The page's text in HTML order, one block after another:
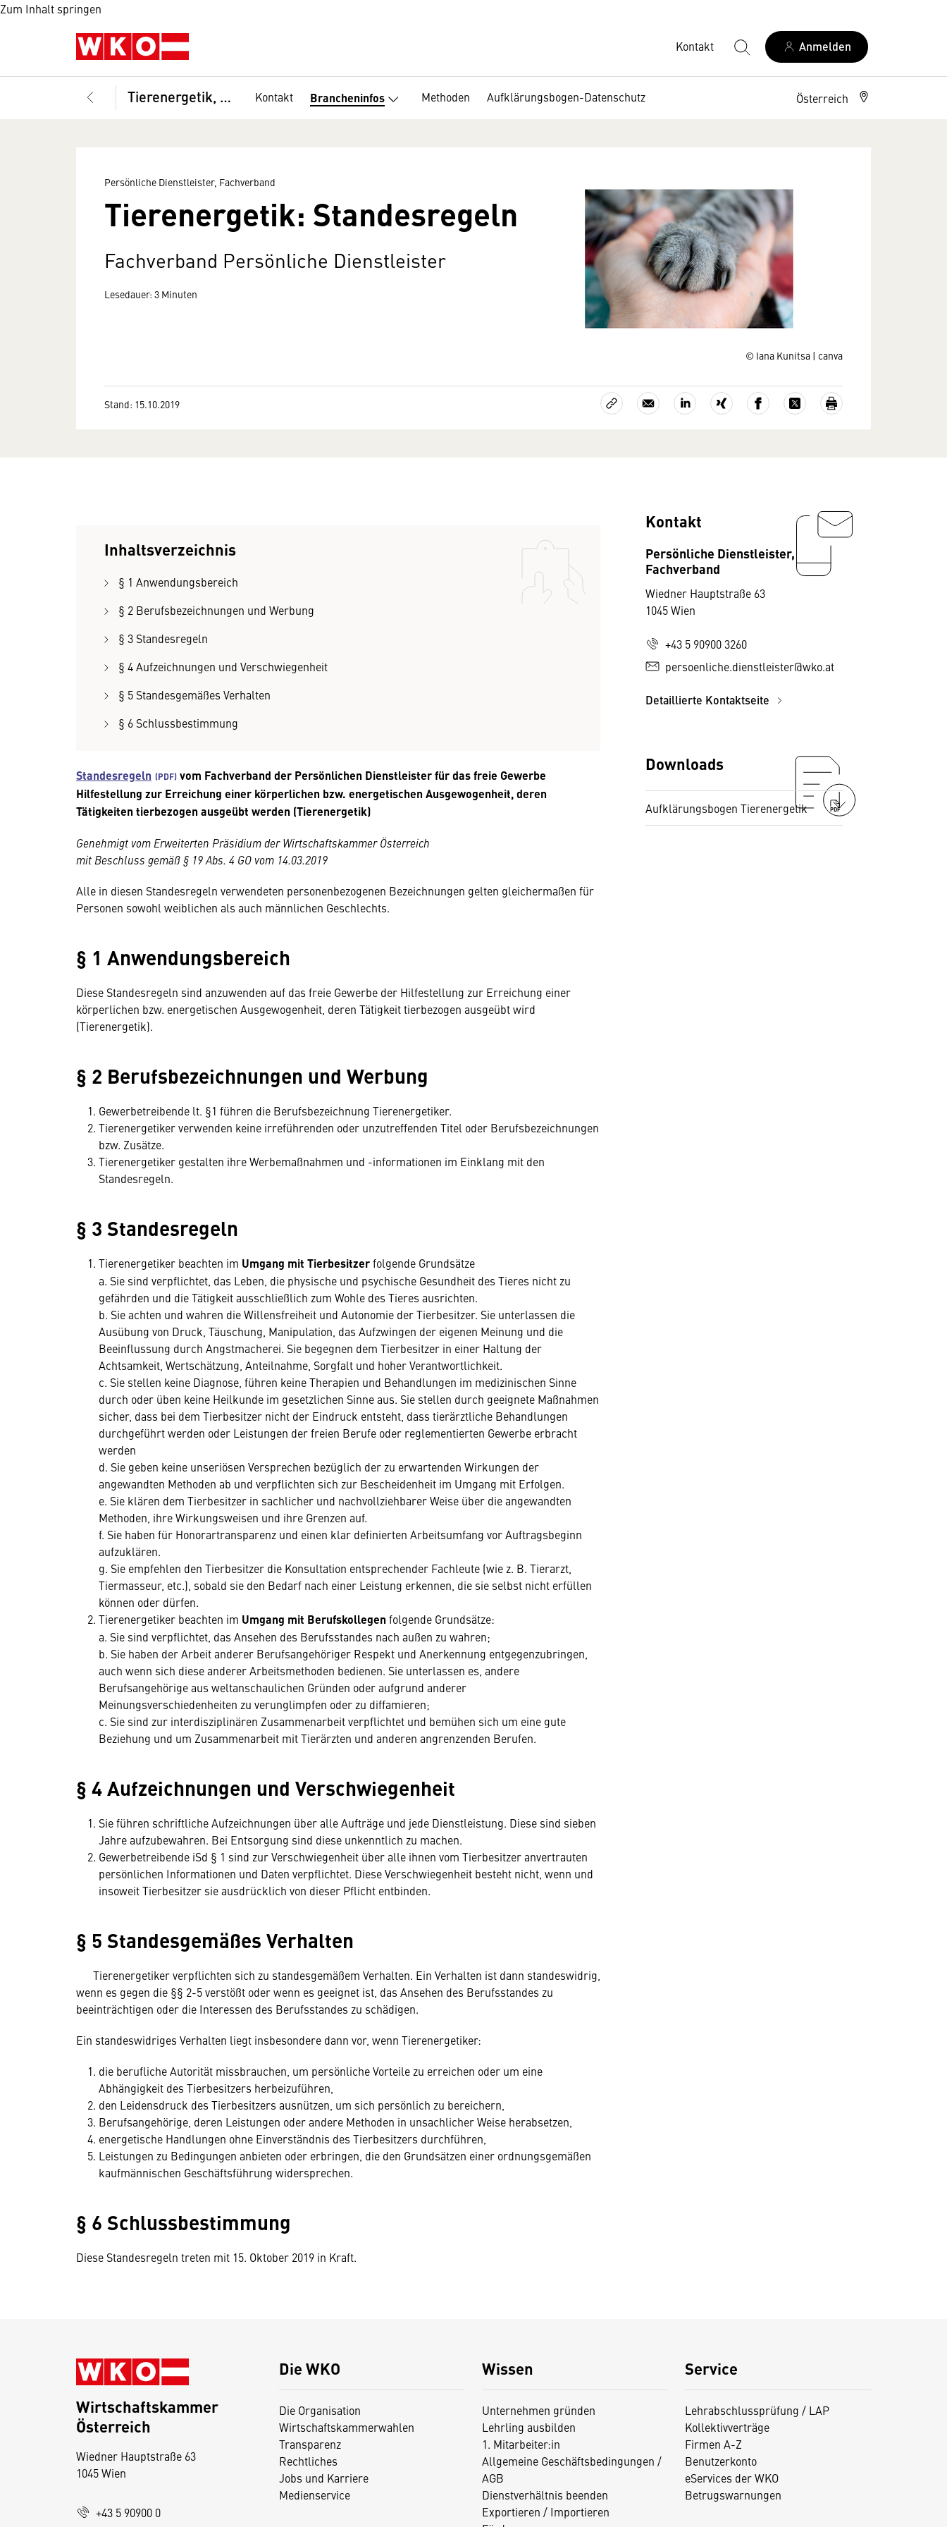
Zum Inhalt springen
Kontakt Anmelden
Tierenergetik, Berufsgruppe Kontakt Brancheninfos Methoden Aufklärungsbogen-Datenschutz Österreich
© Iana Kunitsa | canva
Persönliche Dienstleister, Fachverband
Tierenergetik: Standesregeln
Fachverband Persönliche Dienstleister
Lesedauer: 3 Minuten
Stand: 15.10.2019
Inhaltsverzeichnis
§ 1 Anwendungsbereich
§ 2 Berufsbezeichnungen und Werbung
§ 3 Standesregeln
§ 4 Aufzeichnungen und Verschwiegenheit
§ 5 Standesgemäßes Verhalten
§ 6 Schlussbestimmung
Standesregeln
vom Fachverband der Persönlichen Dienstleister für das freie Gewerbe
Hilfestellung zur Erreichung einer körperlichen bzw. energetischen Ausgewogenheit, deren
Tätigkeiten tierbezogen ausgeübt werden (Tierenergetik)
Genehmigt vom Erweiterten Präsidium der Wirtschaftskammer Österreich
mit Beschluss gemäß § 19 Abs. 4 GO vom 14.03.2019
Alle in diesen Standesregeln verwendeten personenbezogenen Bezeichnungen gelten gleichermaßen für
Personen sowohl weiblichen als auch männlichen Geschlechts.
§ 1 Anwendungsbereich
Diese Standesregeln sind anzuwenden auf das freie Gewerbe der Hilfestellung zur Erreichung einer
körperlichen bzw. energetischen Ausgewogenheit, deren Tätigkeit tierbezogen ausgeübt wird
(Tierenergetik).
§ 2 Berufsbezeichnungen und Werbung
Gewerbetreibende lt. §1 führen die Berufsbezeichnung Tierenergetiker.
Tierenergetiker verwenden keine irreführenden oder unzutreffenden Titel oder Berufsbezeichnungen
bzw. Zusätze.
Tierenergetiker gestalten ihre Werbemaßnahmen und -informationen im Einklang mit den
Standesregeln.
§ 3 Standesregeln
Tierenergetiker beachten im Umgang mit Tierbesitzerfolgende Grundsätze
a. Sie sind verpflichtet, das Leben, die physische und psychische Gesundheit des Tieres nicht zu
gefährden und die Tätigkeit ausschließlich zum Wohle des Tieres ausrichten.
b. Sie achten und wahren die Willensfreiheit und Autonomie der Tierbesitzer. Sie unterlassen die
Ausübung von Druck, Täuschung, Manipulation, das Aufzwingen der eigenen Meinung und die
Beeinflussung durch Angstmacherei. Sie begegnen dem Tierbesitzer in einer Haltung der
Achtsamkeit, Wertschätzung, Anteilnahme, Sorgfalt und hoher Verantwortlichkeit.
c. Sie stellen keine Diagnose, führen keine Therapien und Behandlungen im medizinischen Sinne
durch oder üben keine Heilkunde im gesetzlichen Sinne aus. Sie stellen durch geeignete Maßnahmen
sicher, dass bei dem Tierbesitzer nicht der Eindruck entsteht, dass tierärztliche Behandlungen
durchgeführt werden oder Leistungen der freien Berufe oder reglementierten Gewerbe erbracht
werden
d. Sie geben keine unseriösen Versprechen bezüglich der zu erwartenden Wirkungen der
angewandten Methoden ab und verpflichten sich zur Bescheidenheit im Umgang mit Erfolgen.
e. Sie klären dem Tierbesitzer in sachlicher und nachvollziehbarer Weise über die angewandten
Methoden, ihre Wirkungsweisen und ihre Grenzen auf.
f. Sie haben für Honorartransparenz und einen klar definierten Arbeitsumfang vor Auftragsbeginn
aufzuklären.
g. Sie empfehlen den Tierbesitzer die Konsultation entsprechender Fachleute (wie z. B. Tierarzt,
Tiermasseur, etc.), sobald sie den Bedarf nach einer Leistung erkennen, die sie selbst nicht erfüllen
können oder dürfen.
Tierenergetiker beachten im Umgang mit Berufskollegen folgende Grundsätze:
a. Sie sind verpflichtet, das Ansehen des Berufsstandes nach außen zu wahren;
b. Sie haben der Arbeit anderer Berufsangehöriger Respekt und Anerkennung entgegenzubringen,
auch wenn sich diese anderer Arbeitsmethoden bedienen. Sie unterlassen es, andere
Berufsangehörige aus weltanschaulichen Gründen oder aufgrund anderer
Meinungsverschiedenheiten zu verunglimpfen oder zu diffamieren;
c. Sie sind zur interdisziplinären Zusammenarbeit verpflichtet und bemühen sich um eine gute
Beziehung und um Zusammenarbeit mit Tierärzten und anderen angrenzenden Berufen.
§ 4 Aufzeichnungen und Verschwiegenheit
Sie führen schriftliche Aufzeichnungen über alle Aufträge und jede Dienstleistung. Diese sind sieben
Jahre aufzubewahren. Bei Entsorgung sind diese unkenntlich zu machen.
Gewerbetreibende iSd § 1 sind zur Verschwiegenheit über alle ihnen vom Tierbesitzer anvertrauten
persönlichen Informationen und Daten verpflichtet. Diese Verschwiegenheit besteht nicht, wenn und
insoweit Tierbesitzer sie ausdrücklich von dieser Pflicht entbinden.
§ 5 Standesgemäßes Verhalten
Tierenergetiker verpflichten sich zu standesgemäßem Verhalten. Ein Verhalten ist dann standeswidrig,
wenn es gegen die §§ 2-5 verstößt oder wenn es geeignet ist, das Ansehen des Berufsstandes zu
beeinträchtigen oder die Interessen des Berufsstandes zu schädigen.
Ein standeswidriges Verhalten liegt insbesondere dann vor, wenn Tierenergetiker:
die berufliche Autorität missbrauchen, um persönliche Vorteile zu erreichen oder um eine
Abhängigkeit des Tierbesitzers herbeizuführen,
den Leidensdruck des Tierbesitzers ausnützen, um sich persönlich zu bereichern,
Berufsangehörige, deren Leistungen oder andere Methoden in unsachlicher Weise herabsetzen,
energetische Handlungen ohne Einverständnis des Tierbesitzers durchführen,
Leistungen zu Bedingungen anbieten oder erbringen, die den Grundsätzen einer ordnungsgemäßen
kaufmännischen Geschäftsführung widersprechen.
§ 6 Schlussbestimmung
Diese Standesregeln treten mit 15. Oktober 2019 in Kraft.
Kontakt
Persönliche Dienstleister,
Fachverband
Wiedner Hauptstraße 63
1045 Wien
+43 5 90900 3260
persoenliche.dienstleister@wko.at
Detaillierte Kontaktseite
Downloads
Aufklärungsbogen Tierenergetik PDF
Die WKO
Die Organisation
Wirtschaftskammerwahlen
Transparenz
Rechtliches
Jobs und Karriere
Medienservice
Wissen
Unternehmen gründen
Lehrling ausbilden
1. Mitarbeiter:in
Allgemeine Geschäftsbedingungen /
AGB
Dienstverhältnis beenden
Exportieren / Importieren
Service
Lehrabschlussprüfung / LAP
Kollektivverträge
Firmen A-Z
Benutzerkonto
eServices der WKO
Betrugswarnungen
Wirtschaftskammer
Österreich
Wiedner Hauptstraße 63
1045 Wien
+43 5 90900 0